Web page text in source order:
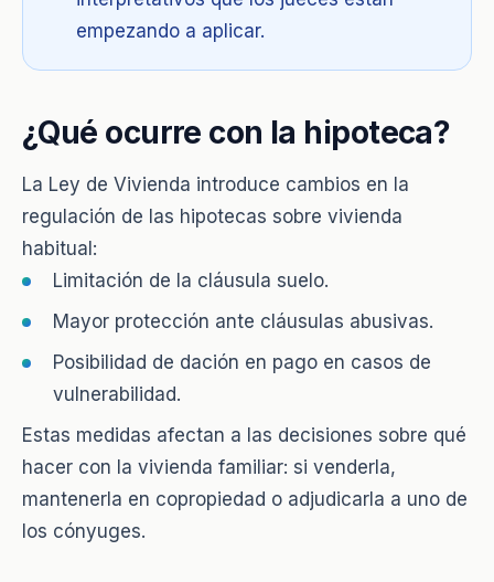
empezando a aplicar.
¿Qué ocurre con la hipoteca?
La Ley de Vivienda introduce cambios en la
regulación de las hipotecas sobre vivienda
habitual:
Limitación de la cláusula suelo.
Mayor protección ante cláusulas abusivas.
Posibilidad de dación en pago en casos de
vulnerabilidad.
Estas medidas afectan a las decisiones sobre qué
hacer con la vivienda familiar: si venderla,
mantenerla en copropiedad o adjudicarla a uno de
los cónyuges.